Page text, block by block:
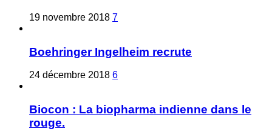
19 novembre 2018 7
Boehringer Ingelheim recrute
24 décembre 2018 6
Biocon : La biopharma indienne dans le
rouge.